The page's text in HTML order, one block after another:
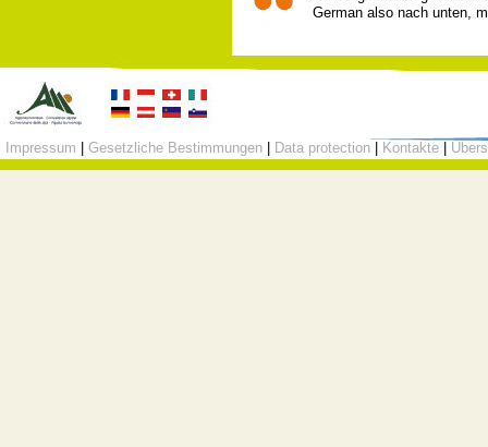
German also nach unten,
Impressum Gesetzliche Bestimmungen Data protection Kontakte